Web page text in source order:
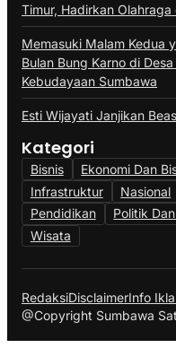
Timur, Hadirkan
Memasuki Malam Kedua
Bulan Bung Karno di
Kebudayaan Sumbawa
Esti Wijayati Janjikan
Kategori
Bisnis Ekonomi Dan
Infrastruktur
Nasional
Pendidikan
Politik
Wisata
RedaksiDisclaimerInfo
@Copyright Sumbawa